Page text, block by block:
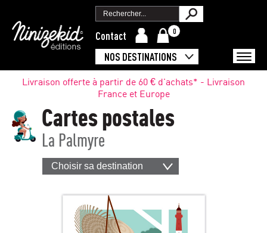
Contact 0
NOS DESTINATIONS
Livraison offerte à partir de 60 € d'achats* - Livraison
France et Europe
Cartes postales
La Palmyre
Choisir sa destination